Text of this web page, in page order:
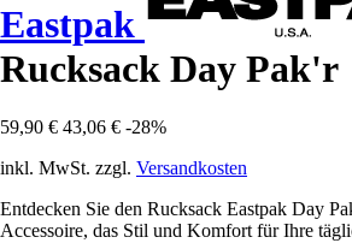
Eastpak
Rucksack Day Pak'r
59,90 € 43,06 € -28%
inkl. MwSt. zzgl. Versandkosten
Entdecken Sie den Rucksack Eastpak Day
Accessoire, das Stil und Komfort für Ihre